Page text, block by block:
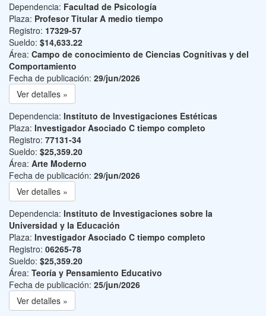
Dependencia: Facultad de Psicología
Plaza: Profesor Titular A medio tiempo
Registro: 17329-57
Sueldo: $14,633.22
Área: Campo de conocimiento de Ciencias Cognitivas y del
Comportamiento
Fecha de publicación: 29/jun/2026
Ver detalles »
Dependencia: Instituto de Investigaciones Estéticas
Plaza: Investigador Asociado C tiempo completo
Registro: 77131-34
Sueldo: $25,359.20
Área: Arte Moderno
Fecha de publicación: 29/jun/2026
Ver detalles »
Dependencia: Instituto de Investigaciones sobre la
Universidad y la Educación
Plaza: Investigador Asociado C tiempo completo
Registro: 06265-78
Sueldo: $25,359.20
Área: Teoría y Pensamiento Educativo
Fecha de publicación: 25/jun/2026
Ver detalles »